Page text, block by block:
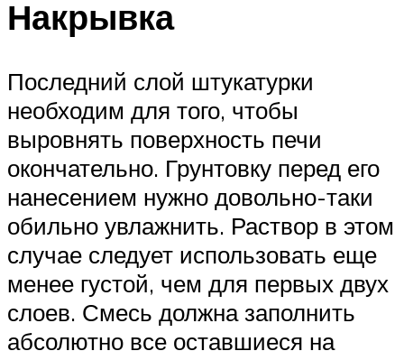
Накрывка
Последний слой штукатурки
необходим для того, чтобы
выровнять поверхность печи
окончательно. Грунтовку перед его
нанесением нужно довольно-таки
обильно увлажнить. Раствор в этом
случае следует использовать еще
менее густой, чем для первых двух
слоев. Смесь должна заполнить
абсолютно все оставшиеся на